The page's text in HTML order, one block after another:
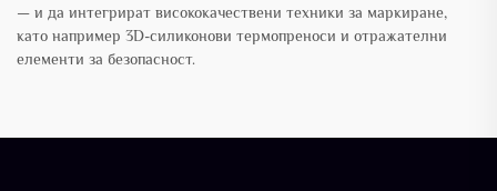
— и да интегрират висококачествени техники за маркиране,
като например 3D-силиконови термопреноси и отражателни
елементи за безопасност.